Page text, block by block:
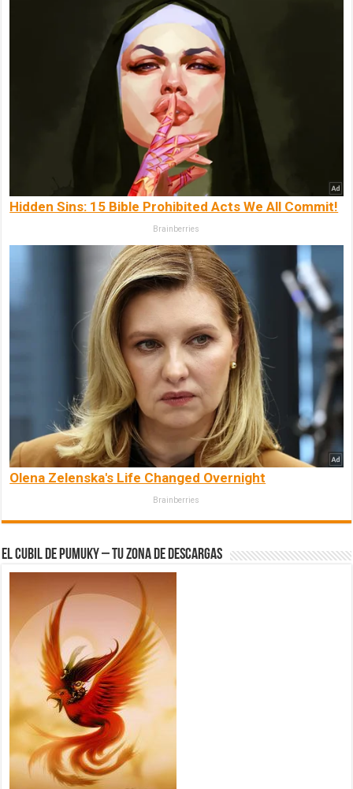
Hidden Sins: 15 Bible Prohibited Acts We All Commit!
Brainberries
Olena Zelenska's Life Changed Overnight
Brainberries
El Cubil de Pumuky – Tu zona de Descargas